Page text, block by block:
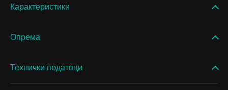
Карактеристики
Опрема
Технички податоци